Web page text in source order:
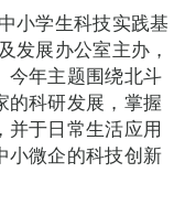
小学生科技实践基
展办公室主办，
今年主题围绕北斗
的科研发展，掌握
并于日常生活应用
小微企的科技创新